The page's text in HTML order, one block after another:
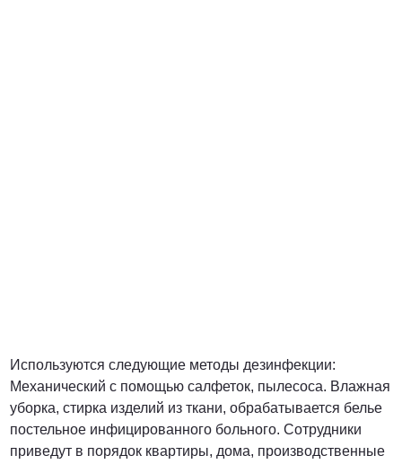
Используются следующие методы дезинфекции:
Механический с помощью салфеток, пылесоса. Влажная
уборка, стирка изделий из ткани, обрабатывается белье
постельное инфицированного больного. Сотрудники
приведут в порядок квартиры, дома, производственные